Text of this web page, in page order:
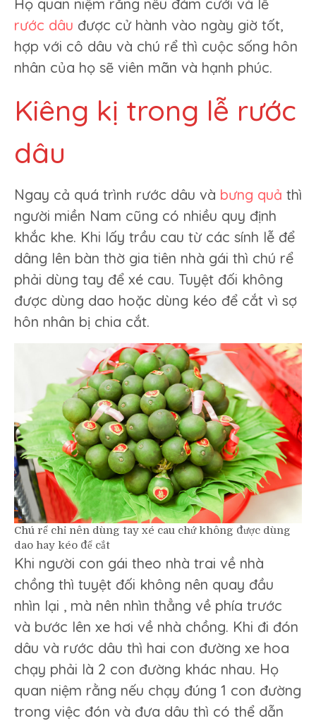
Họ quan niệm rằng nếu đám cưới và lễ
rước dâu được cử hành vào ngày giờ tốt,
hợp với cô dâu và chú rể thì cuộc sống hôn
nhân của họ sẽ viên mãn và hạnh phúc.
Kiêng kị trong lễ rước
dâu
Ngay cả quá trình rước dâu và bưng quả thì
người miền Nam cũng có nhiều quy định
khắc khe. Khi lấy trầu cau từ các sính lễ để
dâng lên bàn thờ gia tiên nhà gái thì chú rể
phải dùng tay để xé cau. Tuyệt đối không
được dùng dao hoặc dùng kéo để cắt vì sợ
hôn nhân bị chia cắt.
Chú rể chỉ nên dùng tay xé cau chứ không được dùng
dao hay kéo để cắt
Khi người con gái theo nhà trai về nhà
chồng thì tuyệt đối không nên quay đầu
nhìn lại , mà nên nhìn thẳng về phía trước
và bước lên xe hơi về nhà chồng. Khi đi đón
dâu và rước dâu thì hai con đường xe hoa
chạy phải là 2 con đường khác nhau. Họ
quan niệm rằng nếu chạy đúng 1 con đường
trong việc đón và đưa dâu thì có thể dẫn